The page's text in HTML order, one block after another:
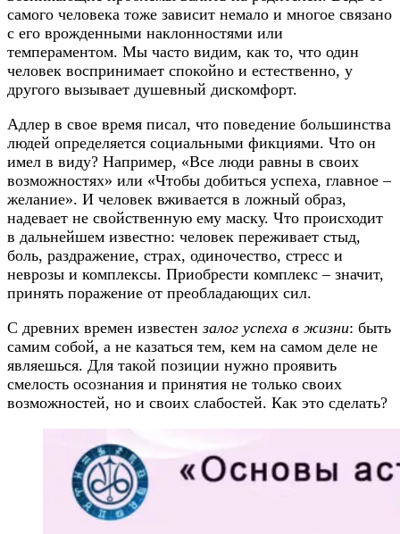
самого человека тоже зависит немало и многое связано
с его врожденными наклонностями или
темпераментом. Мы часто видим, как то, что один
человек воспринимает спокойно и естественно, у
другого вызывает душевный дискомфорт.
Адлер в свое время писал, что поведение большинства
людей определяется социальными фикциями. Что он
имел в виду? Например, «Все люди равны в своих
возможностях» или «Чтобы добиться успеха, главное –
желание». И человек вживается в ложный образ,
надевает не свойственную ему маску. Что происходит
в дальнейшем известно: человек переживает стыд,
боль, раздражение, страх, одиночество, стресс и
неврозы и комплексы. Приобрести комплекс – значит,
принять поражение от преобладающих сил.
С древних времен известензалог успеха в жизни: быть
самим собой, а не казаться тем, кем на самом деле не
являешься. Для такой позиции нужно проявить
смелость осознания и принятия не только своих
возможностей, но и своих слабостей. Как это сделать?